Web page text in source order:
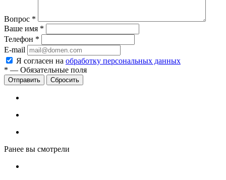
Вопрос *
Ваше имя *
Телефон *
E-mail
Я согласен на обработку персональных данных
* — Обязательные поля
Сбросить
Ранее вы смотрели